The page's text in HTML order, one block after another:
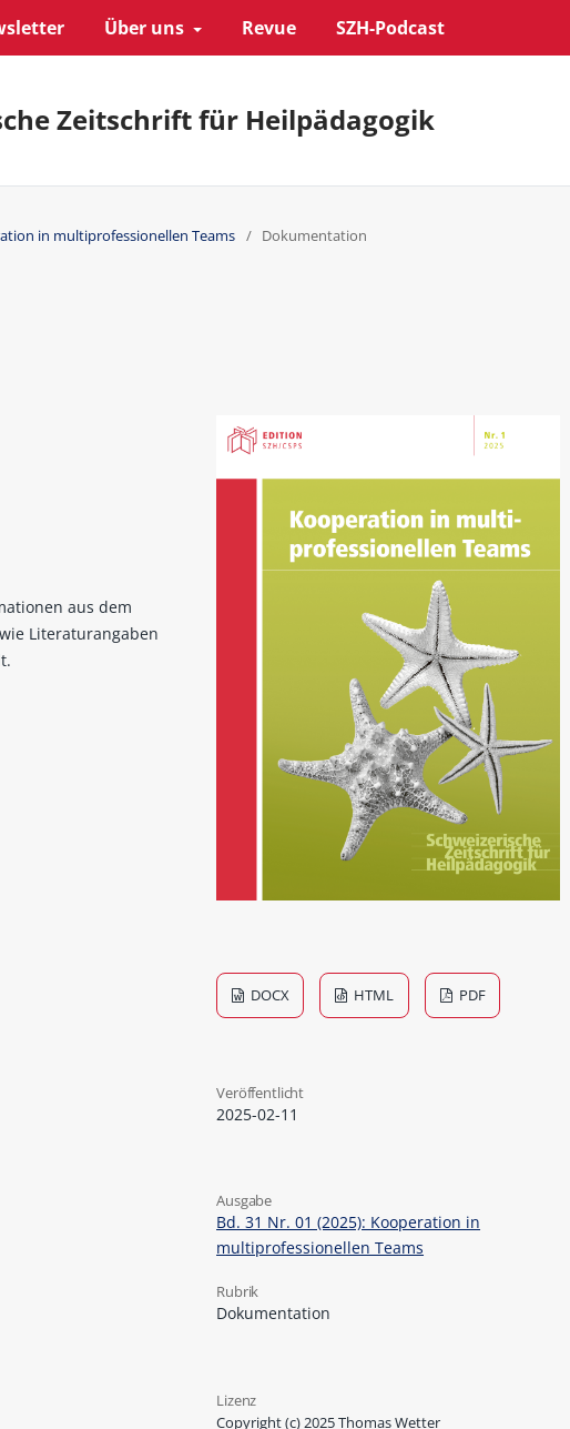
Über uns Revue SZH-Podcast
Zeitschrift für Heilpädagogik
in multiprofessionellen Teams / Dokumentation
aus dem
Literaturangaben
DOCX HTML PDF
Veröffentlicht
2025-02-11
Ausgabe
Bd. 31 Nr. 01 (2025): Kooperation in
multiprofessionellen Teams
Rubrik
Dokumentation
Lizenz
Copyright (c) 2025 Thomas Wetter